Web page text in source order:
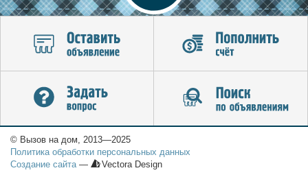
© Вызов на дом, 2013—2025
Политика обработки персональных данных
Создание сайта— Vectora Design